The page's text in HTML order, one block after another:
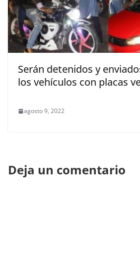
Serán detenidos y
los vehículos con placas
agosto 9, 2022
Deja un comentario